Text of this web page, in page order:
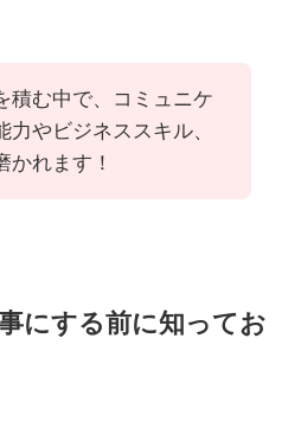
積む中で、コミュニケ
力やビジネススキル、
かれます！
にする前に知ってお